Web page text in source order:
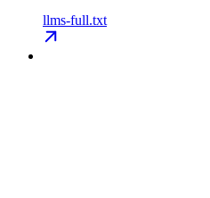
llms-full.txt